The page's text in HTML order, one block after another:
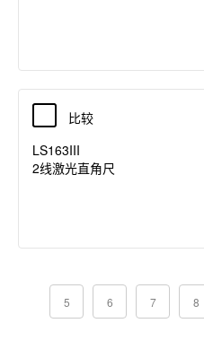
比较
LS163III
2线激光直角尺
5 6 7 8